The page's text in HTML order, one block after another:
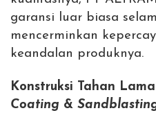
garansi luar biasa
mencerminkan
keandalan produknya.
Konstruksi Tahan
Coating &